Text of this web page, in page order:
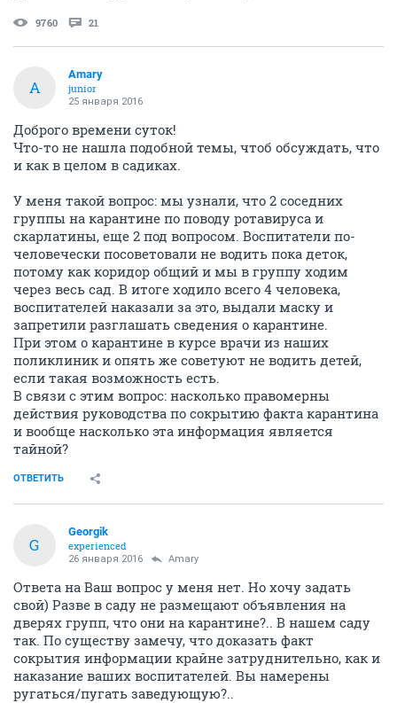
9760 21
A
Amary
junior
25 января 2016
Доброго времени суток!
Что-то не нашла подобной темы, чтоб обсуждать, что
и как в целом в садиках.
У меня такой вопрос: мы узнали, что 2 соседних
группы на карантине по поводу ротавируса и
скарлатины, еще 2 под вопросом. Воспитатели по-
человечески посоветовали не водить пока деток,
потому как коридор общий и мы в группу ходим
через весь сад. В итоге ходило всего 4 человека,
воспитателей наказали за это, выдали маску и
запретили разглашать сведения о карантине.
При этом о карантине в курсе врачи из наших
поликлиник и опять же советуют не водить детей,
если такая возможность есть.
В связи с этим вопрос: насколько правомерны
действия руководства по сокрытию факта карантина
и вообще насколько эта информация является
тайной?
ОТВЕТИТЬ
G
Georgik
experienced
26 января 2016 Amary
Ответа на Ваш вопрос у меня нет. Но хочу задать
свой) Разве в саду не размещают объявления на
дверях групп, что они на карантине?.. В нашем саду
так. По существу замечу, что доказать факт
сокрытия информации крайне затруднительно, как и
наказание ваших воспитателей. Вы намерены
ругаться/пугать заведующую?..